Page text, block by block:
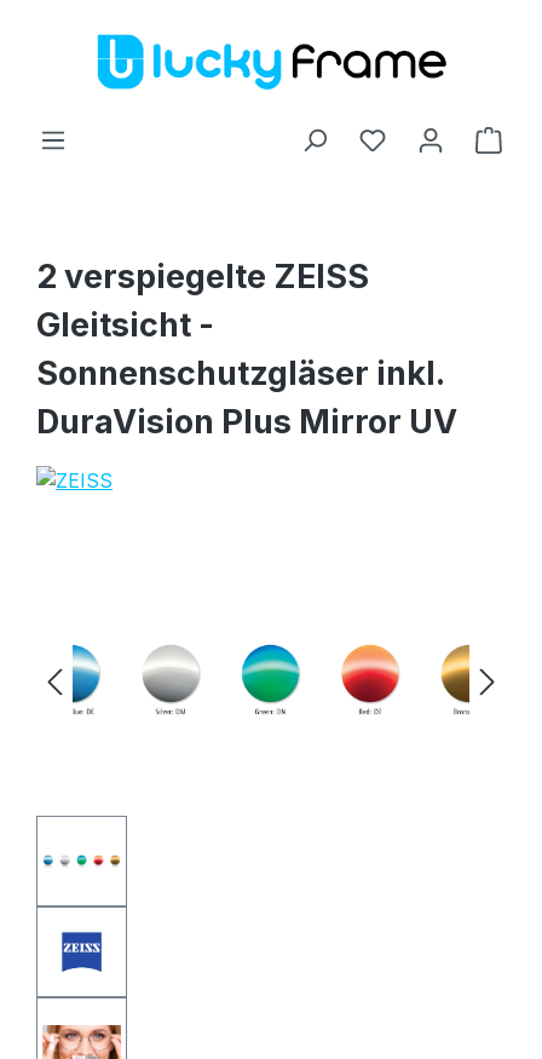
Zum Hauptinhalt springen
2 verspiegelte ZEISS
Gleitsicht -
Sonnenschutzgläser inkl.
DuraVision Plus Mirror UV